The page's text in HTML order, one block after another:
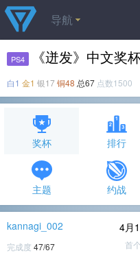
导航
PS4 《迸发》中文奖
白1 金1 银17 铜48 总67 点数1500
奖杯 排行
主题 约战
kannagi_002
完成度 47/67
4月
首